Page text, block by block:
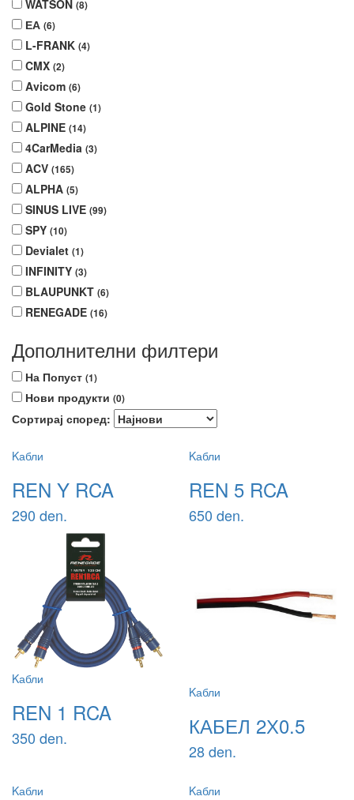
WATSON (8)
ЕА (6)
L-FRANK (4)
CMX (2)
Avicom (6)
Gold Stone (1)
ALPINE (14)
4CarMedia (3)
ACV (165)
ALPHA (5)
SINUS LIVE (99)
SPY (10)
Devialet (1)
INFINITY (3)
BLAUPUNKT (6)
RENEGADE (16)
Дополнителни филтери
На Попуст (1)
Нови продукти (0)
Сортирај според:
Kабли
REN Y RCA
290 den.
Kабли
REN 5 RCA
650 den.
Kабли
REN 1 RCA
350 den.
Kабли
КАБЕЛ 2Х0.5
28 den.
Kабли Kабли